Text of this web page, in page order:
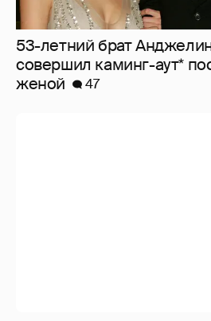
53-летний брат
совершил каминг-аут*
женой
47